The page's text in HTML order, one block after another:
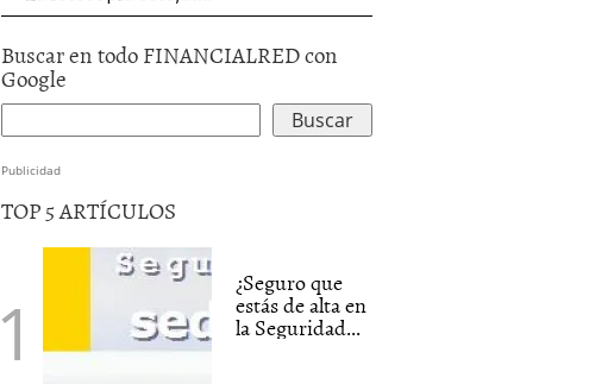
Buscar en todo FINANCIALRED con
Google
Publicidad
TOP 5 ARTÍCULOS
¿Seguro que
estás de alta en
la Seguridad...